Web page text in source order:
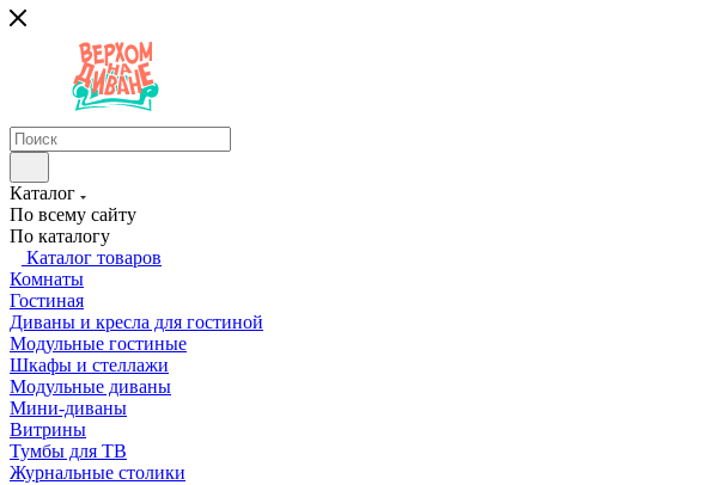
Каталог
По всему сайту
По каталогу
Каталог товаров
Комнаты
Гостиная
Диваны и кресла для гостиной
Модульные гостиные
Шкафы и стеллажи
Модульные диваны
Мини-диваны
Витрины
Тумбы для ТВ
Журнальные столики